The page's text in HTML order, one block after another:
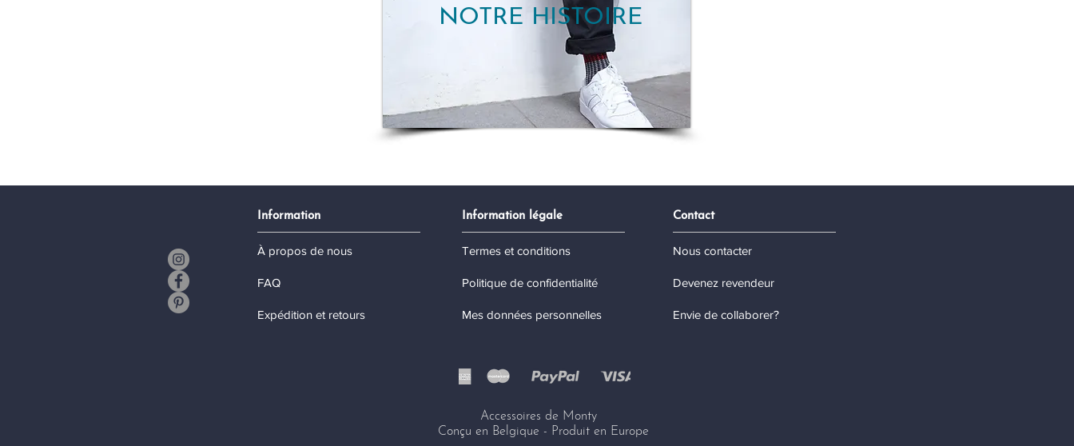
NOTRE HISTOIRE
Information
À propos de nous
FAQ
Expédition et retours
Information légale
Termes et conditions
Politique de confidentialité
Mes données personnelles
Contact
Nous contacter
Devenez revendeur
Envie de collaborer?
Accessoires de Monty
Conçu en Belgique - Produit en Europe